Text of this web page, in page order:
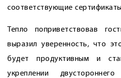
соответствующие
Тепло поприветствовав
выразил уверенность, что
будет продуктивным и
укреплении